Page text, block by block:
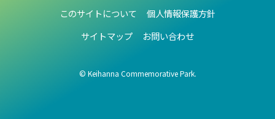
このサイトについて
個人情報保護方針
サイトマップ
お問い合わせ
© Keihanna Commemorative Park.